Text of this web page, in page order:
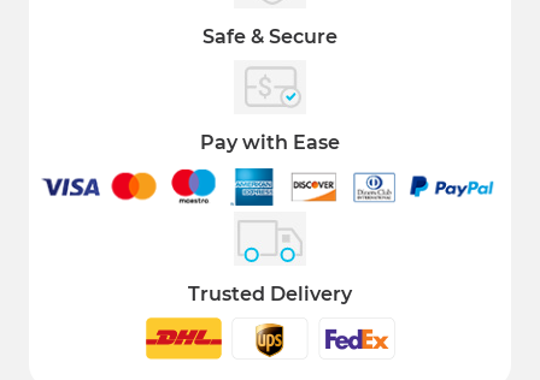
Safe & Secure
Pay with Ease
Trusted Delivery